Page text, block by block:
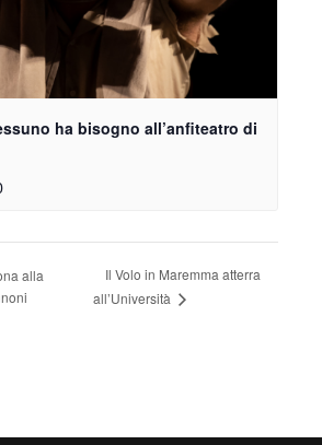
ha bisogno all’anfiteatro di
alla
Il Volo in Maremma atterra
all’Università